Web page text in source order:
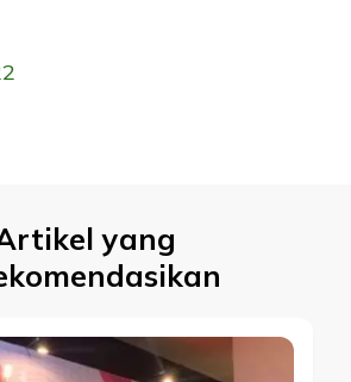
yang